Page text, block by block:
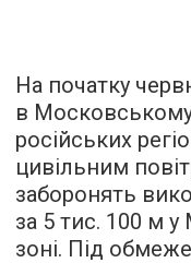
На початку
в Московському
російських
цивільним
заборонять
за 5 тис. 100 м у
зоні. Під